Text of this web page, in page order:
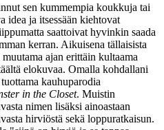
sen kummempia koukkuja tai
idea ja itsessään kiehtovat
saattoivat hyvinkin saada
kerran. Aikuisena tällaisista
ajan erittäin kultaama
elokuvaa. Omalla kohdallani
kauhuparodia
in the Closet. Muistin
nimen lisäksi ainoastaan
hirviöstä sekä loppuratkaisun.